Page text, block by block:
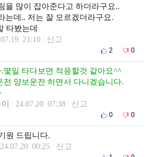
을 많이 잡아준다고 하더라구요..
는데.. 저는 잘 모르겠더라구요.
타봤는데
21:10 신고
2 0
몇일 타다보면 적응할것 같아요^^
전 양보운전 하면서 다니겠습니다.
24.07.20 07:38 신고
0 0
원 드립니다.
24.07.20 00:25 신고